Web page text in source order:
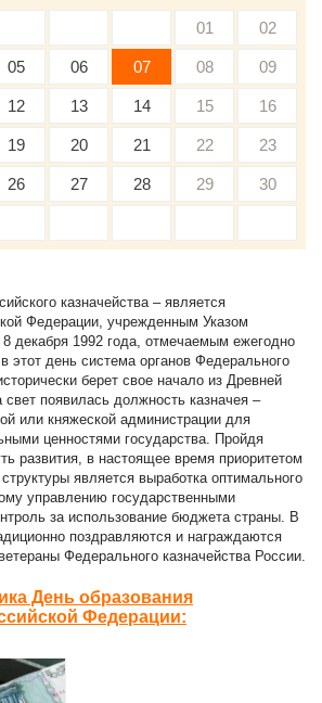
01 02
05 06 07 08 09
12 13 14 15 16
19 20 21 22 23
26 27 28 29 30
казначейства – является
Федерации, учрежденным Указом
8 декабря 1992 года, отмечаемым ежегодно
этот день система органов Федерального
берет свое начало из Древней
появилась должность казначея –
или княжеской администрации для
ценностями государства. Пройдя
развития, в настоящее время приоритетом
является выработка оптимального
управлению государственными
за использование бюджета страны. В
поздравляются и награждаются
Федерального казначейства России.
День образования
Федерации: